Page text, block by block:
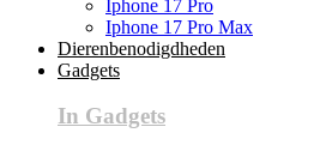
Iphone 17 Pro
Iphone 17 Pro Max
Dierenbenodigdheden
Gadgets
In Gadgets